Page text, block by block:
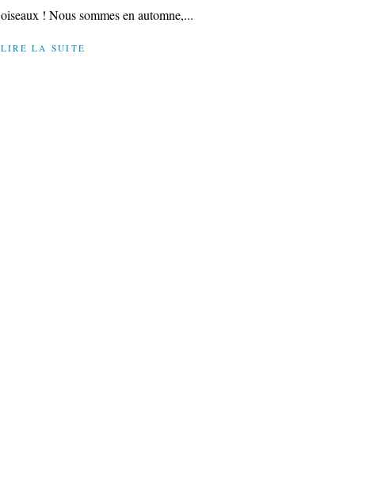
oiseaux ! Nous sommes en automne,...
LIRE LA SUITE